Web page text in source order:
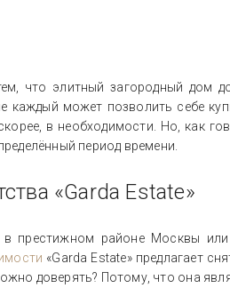
что элитный загородный
каждый может позволить себе
в необходимости. Но, как
период времени.
«Garda Estate»
престижном районе Москвы
«Garda Estate» предлагает
доверять? Потому, что она